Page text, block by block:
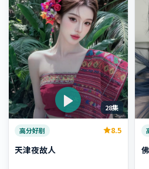
28集
高分好剧 8.5
天津夜故人